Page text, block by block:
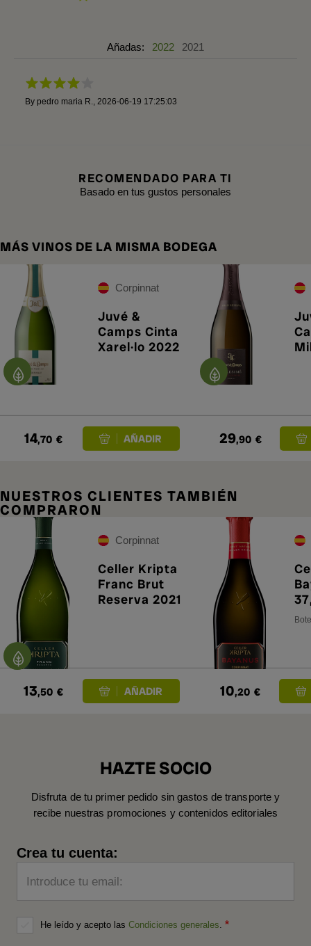
Añadas: 2022 2021
By pedro maria R. 2026-06-19 17:25:03
RECOMENDADO PARA TI
Basado en tus gustos personales
MÁS VINOS DE LA MISMA BODEGA
Corpinnat
Juvé &
Camps Cinta
Xarel·lo 2022
14,70 € 29,90 €
NUESTROS CLIENTES TAMBIÉN
COMPRARON
Corpinnat
Celler Kripta
Franc Brut
Reserva 2021
13,50 € 10,20 €
HAZTE SOCIO
Disfruta de tu primer pedido sin gastos de transporte y
recibe nuestras promociones y contenidos editoriales
Crea tu cuenta:
Introduce tu email:
He leído y acepto las Condiciones generales